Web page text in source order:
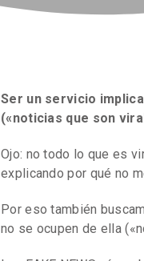
Ser un servicio
(«noticias que son
Ojo: no todo lo que es
explicando por qué no
Por eso también
no se ocupen de ella